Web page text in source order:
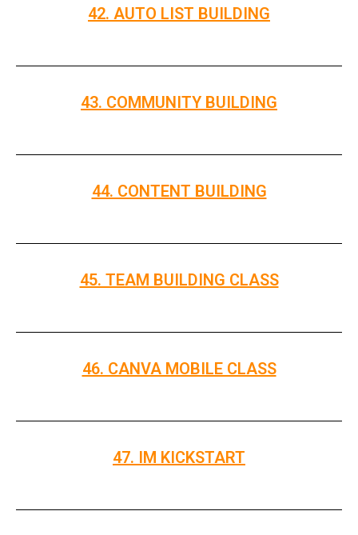
42. AUTO LIST BUILDING
43. COMMUNITY BUILDING
44. CONTENT BUILDING
45. TEAM BUILDING CLASS
46. CANVA MOBILE CLASS
47. IM KICKSTART